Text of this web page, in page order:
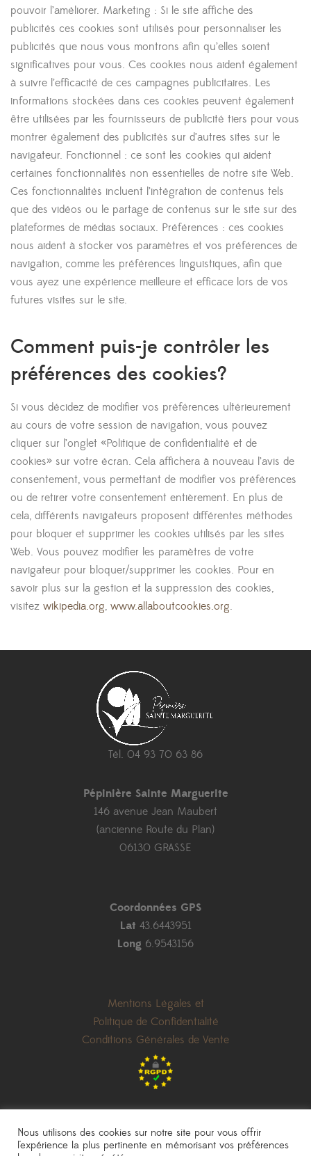
pouvoir l’améliorer. Marketing : Si le site affiche des
publicités ces cookies sont utilisés pour personnaliser les
publicités que nous vous montrons afin qu’elles soient
significatives pour vous. Ces cookies nous aident également
à suivre l’efficacité de ces campagnes publicitaires. Les
informations stockées dans ces cookies peuvent également
être utilisées par les fournisseurs de publicité tiers pour vous
montrer également des publicités sur d’autres sites sur le
navigateur. Fonctionnel : ce sont les cookies qui aident
certaines fonctionnalités non essentielles de notre site Web.
Ces fonctionnalités incluent l’intégration de contenus tels
que des vidéos ou le partage de contenus sur le site sur des
plateformes de médias sociaux. Préférences : ces cookies
nous aident à stocker vos paramètres et vos préférences de
navigation, comme les préférences linguistiques, afin que
vous ayez une expérience meilleure et efficace lors de vos
futures visites sur le site.
Comment puis-je contrôler les
préférences des cookies?
Si vous décidez de modifier vos préférences ultérieurement
au cours de votre session de navigation, vous pouvez
cliquer sur l’onglet «Politique de confidentialité et de
cookies» sur votre écran. Cela affichera à nouveau l’avis de
consentement, vous permettant de modifier vos préférences
ou de retirer votre consentement entièrement. En plus de
cela, différents navigateurs proposent différentes méthodes
pour bloquer et supprimer les cookies utilisés par les sites
Web. Vous pouvez modifier les paramètres de votre
navigateur pour bloquer/supprimer les cookies. Pour en
savoir plus sur la gestion et la suppression des cookies,
visitez wikipedia.org, www.allaboutcookies.org.
Tél. 04 93 70 63 86
Pépinière Sainte Marguerite
146 avenue Jean Maubert
(ancienne Route du Plan)
06130 GRASSE
Coordonnées GPS
Lat 43.6443951
Long 6.9543156
Mentions Légales et
Politique de Confidentialité
Conditions Générales de Vente
Nous utilisons des cookies sur notre site pour vous offrir
l'expérience la plus pertinente en mémorisant vos préférences